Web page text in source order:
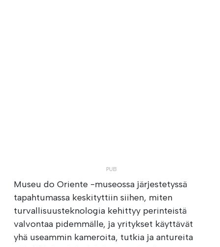
Museu do Oriente -museossa järjestetyssä
tapahtumassa keskityttiin siihen, miten
turvallisuusteknologia kehittyy perinteistä
valvontaa pidemmälle, ja yritykset käyttävät
yhä useammin kameroita, tutkia ja antureita